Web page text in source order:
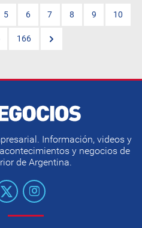
5 6 7 8 9 10
166
Información, videos y
y negocios de
de Argentina.